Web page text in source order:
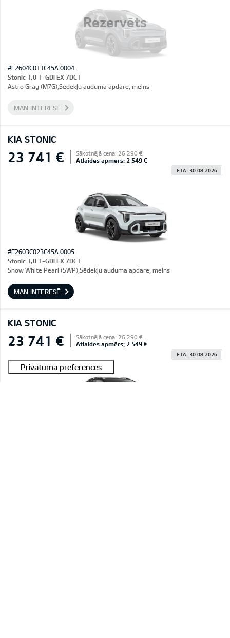
Rezervēts
#E2604C011C45A 0004
Stonic 1,0 T-GDI EX 7DCT
Astro Gray (M7G),Sēdekļu auduma apdare, melns
MAN INTERESĒ
KIA STONIC
23 741 € Sākotnējā cena: 26 290 €
Atlaides apmērs: 2 549 €
ETA: 30.08.2026
#E2603C023C45A 0005
Stonic 1,0 T-GDI EX 7DCT
Snow White Pearl (SWP),Sēdekļu auduma apdare, melns
MAN INTERESĒ
KIA STONIC
23 741 € Sākotnējā cena: 26 290 €
Atlaides apmērs: 2 549 €
ETA: 30.08.2026